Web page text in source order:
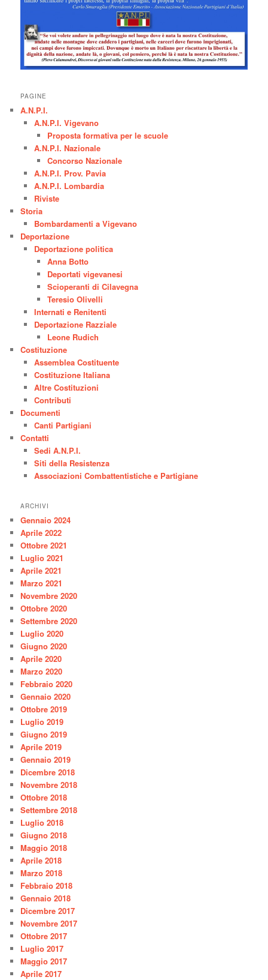
PAGINE
A.N.P.I.
A.N.P.I. Vigevano
Proposta formativa per le scuole
A.N.P.I. Nazionale
Concorso Nazionale
A.N.P.I. Prov. Pavia
A.N.P.I. Lombardia
Riviste
Storia
Bombardamenti a Vigevano
Deportazione
Deportazione politica
Anna Botto
Deportati vigevanesi
Scioperanti di Cilavegna
Teresio Olivelli
Internati e Renitenti
Deportazione Razziale
Leone Rudich
Costituzione
Assemblea Costituente
Costituzione Italiana
Altre Costituzioni
Contributi
Documenti
Canti Partigiani
Contatti
Sedi A.N.P.I.
Siti della Resistenza
Associazioni Combattentistiche e Partigiane
ARCHIVI
Gennaio 2024
Aprile 2022
Ottobre 2021
Luglio 2021
Aprile 2021
Marzo 2021
Novembre 2020
Ottobre 2020
Settembre 2020
Luglio 2020
Giugno 2020
Aprile 2020
Marzo 2020
Febbraio 2020
Gennaio 2020
Ottobre 2019
Luglio 2019
Giugno 2019
Aprile 2019
Gennaio 2019
Dicembre 2018
Novembre 2018
Ottobre 2018
Settembre 2018
Luglio 2018
Giugno 2018
Maggio 2018
Aprile 2018
Marzo 2018
Febbraio 2018
Gennaio 2018
Dicembre 2017
Novembre 2017
Ottobre 2017
Luglio 2017
Maggio 2017
Aprile 2017